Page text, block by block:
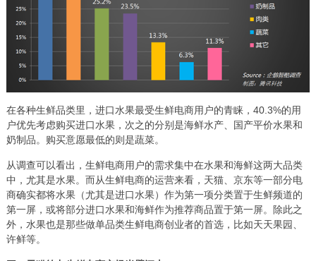
在各种生鲜品类里，进口水果最受生鲜电商用户的青睐，40.3%的用
户优先考虑购买进口水果，次之的分别是海鲜水产、国产平价水果和
奶制品。购买意愿最低的则是蔬菜。
从调查可以看出，生鲜电商用户的需求集中在水果和海鲜这两大品类
中，尤其是水果。而从生鲜电商的运营来看，天猫、京东等一部分电
商确实都将水果（尤其是进口水果）作为第一项分类置于生鲜频道的
第一屏，或将部分进口水果和海鲜作为推荐商品置于第一屏。除此之
外，水果也是那些做单品类生鲜电商创业者的首选，比如天天果园、
许鲜等。